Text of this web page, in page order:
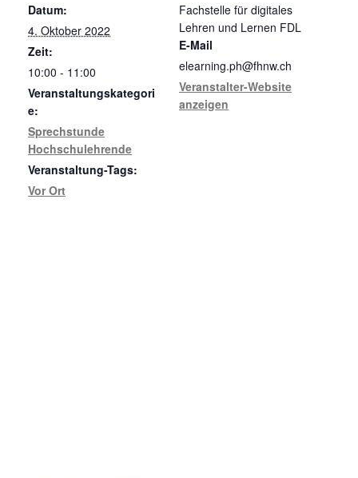
Datum:
4. Oktober 2022
Zeit:
10:00 - 11:00
Veranstaltungskategori
e:
Sprechstunde
Hochschulehrende
Veranstaltung-Tags:
Vor Ort
Fachstelle für digitales
Lehren und Lernen FDL
E-Mail
elearning.ph@fhnw.ch
Veranstalter-Website
anzeigen